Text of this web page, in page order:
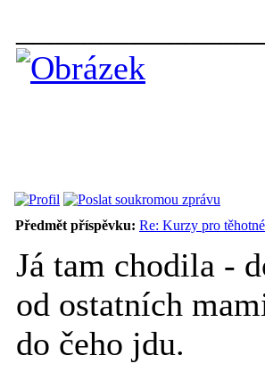
Předmět příspěvku: Re: Kurzy pro těhotné
Já tam chodila -
od ostatních
do čeho jdu.